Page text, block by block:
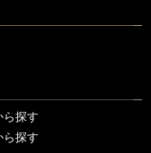
ら探す
ら探す